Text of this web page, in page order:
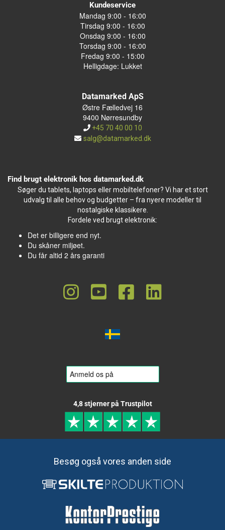
Kundeservice
Mandag 9:00 - 16:00
Tirsdag 9:00 - 16:00
Onsdag 9:00 - 16:00
Torsdag 9:00 - 16:00
Fredag 9:00 - 15:00
Helligdage: Lukket
Datamarked ApS
Østre Fælledvej 16
9400 Nørresundby
+45 70 40 00 10
salg@datamarked.dk
Find brugt elektronik hos datamarked.dk
Søger du tablets, laptops eller mobiltelefoner? Vi har et stort
udvalg til alle behov og budgetter – fra nyere modeller til
nostalgiske klassikere.
Fordele ved brugt elektronik:
Det er billigere end nyt.
Du skåner miljøet.
Du får altid 2 års garanti
4,8 stjerner på Trustpilot
Besøg også vores anden side